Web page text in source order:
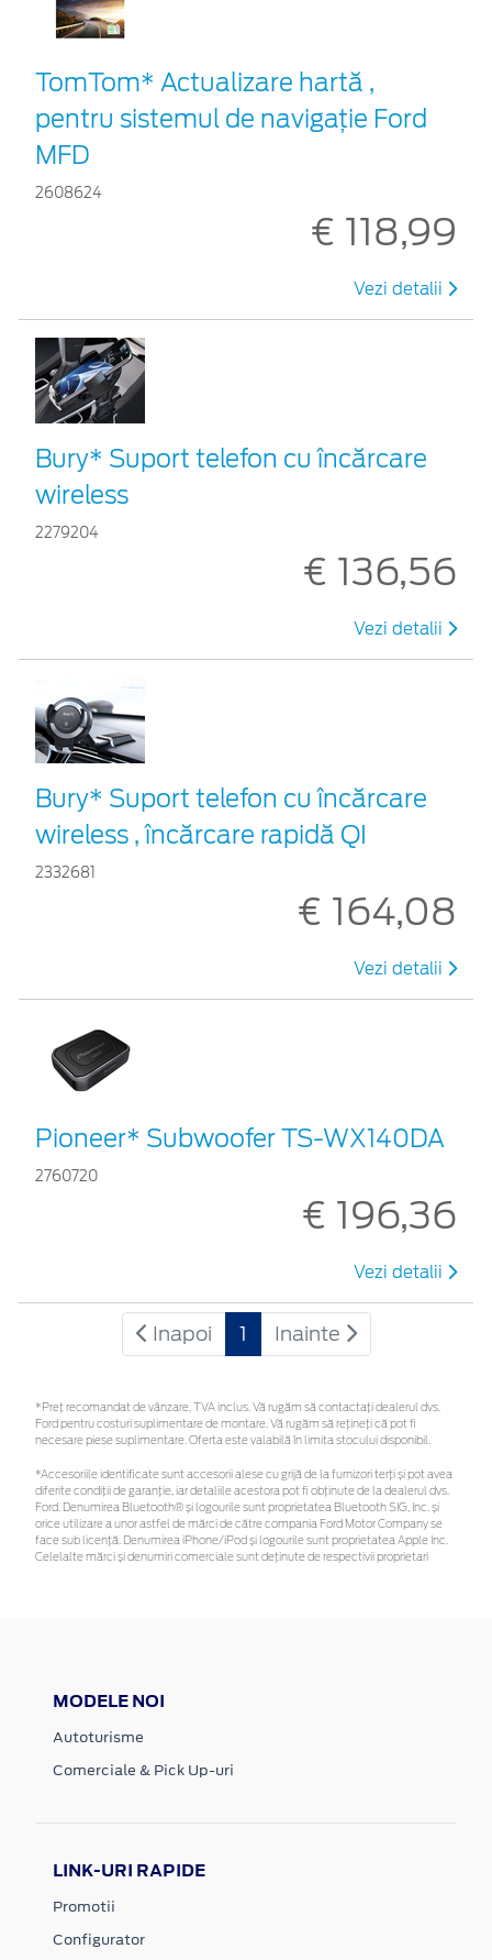
TomTom* Actualizare hartă ,
pentru sistemul de navigaţie Ford
MFD
2608624
€ 118,99
Vezi detalii
Bury* Suport telefon cu încărcare
wireless
2279204
€ 136,56
Vezi detalii
Bury* Suport telefon cu încărcare
wireless , încărcare rapidă QI
2332681
€ 164,08
Vezi detalii
Pioneer* Subwoofer TS-WX140DA
2760720
€ 196,36
Vezi detalii
Inapoi 1 Inainte
*Preţ recomandat de vânzare, TVA inclus. Vă rugăm să contactaţi dealerul dvs.
Ford pentru costuri suplimentare de montare. Vă rugăm să rețineți că pot fi
necesare piese suplimentare. Oferta este valabilă în limita stocului disponibil.
*Accesoriile identificate sunt accesorii alese cu grijă de la furnizori terți și pot avea
diferite condiții de garanție, iar detaliile acestora pot fi obținute de la dealerul dvs.
Ford. Denumirea Bluetooth® și logourile sunt proprietatea Bluetooth SIG, Inc. și
orice utilizare a unor astfel de mărci de către compania Ford Motor Company se
face sub licență. Denumirea iPhone/iPod și logourile sunt proprietatea Apple Inc.
Celelalte mărci și denumiri comerciale sunt deținute de respectivii proprietari
MODELE NOI
Autoturisme
Comerciale & Pick Up-uri
LINK-URI RAPIDE
Promotii
Configurator